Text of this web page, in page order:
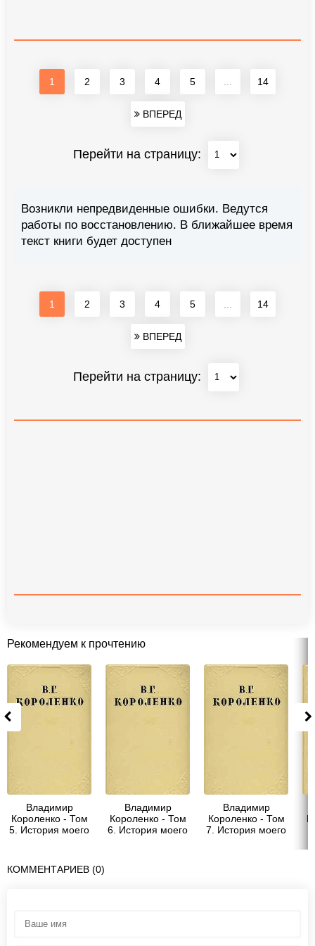
1 2 3 4 5 14
ВПЕРЕД
Перейти на страницу:
Возникли непредвиденные ошибки. Ведутся
работы по восстановлению. В ближайшее время
текст книги будет доступен
1 2 3 4 5 14
ВПЕРЕД
Перейти на страницу:
Рекомендуем к прочтению
Владимир
Короленко - Том
5. История моего
Владимир
Короленко - Том
6. История моего
Владимир
Короленко - Том
7. История моего
КОММЕНТАРИЕВ (0)